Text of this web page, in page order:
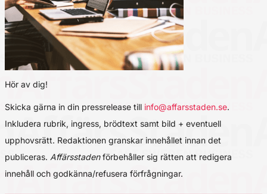
Hör av dig!
Skicka gärna in din pressrelease till info@affarsstaden.se.
Inkludera rubrik, ingress, brödtext samt bild + eventuell
upphovsrätt. Redaktionen granskar innehållet innan det
publiceras. Affärsstadenförbehåller sig rätten att redigera
innehåll och godkänna/refusera förfrågningar.